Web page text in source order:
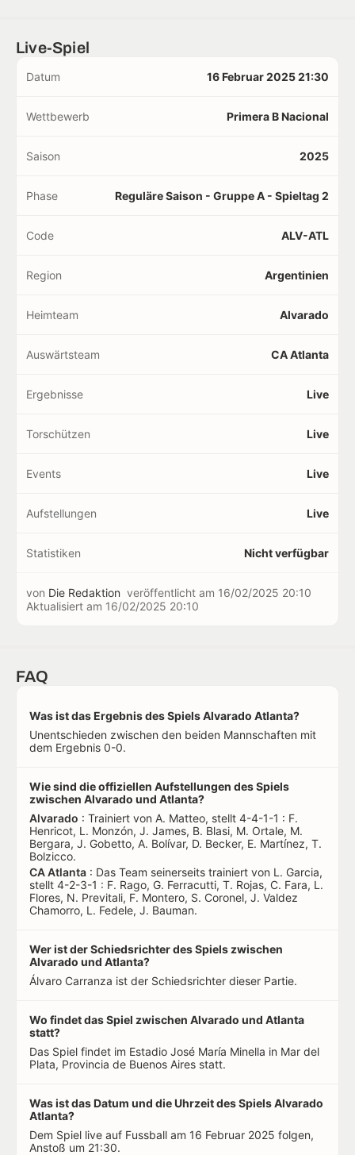
Live-Spiel
Datum 16 Februar 2025 21:30
Wettbewerb Primera B Nacional
Saison 2025
Phase Reguläre Saison - Gruppe A - Spieltag 2
Code ALV-ATL
Region Argentinien
Heimteam Alvarado
Auswärtsteam CA Atlanta
Ergebnisse Live
Torschützen Live
Events Live
Aufstellungen Live
Statistiken Nicht verfügbar
von Die Redaktion veröffentlicht am 16/02/2025 20:10
Aktualisiert am 16/02/2025 20:10
FAQ
Was ist das Ergebnis des Spiels Alvarado Atlanta?
Unentschieden zwischen den beiden Mannschaften mit
dem Ergebnis 0-0.
Wie sind die offiziellen Aufstellungen des Spiels
zwischen Alvarado und Atlanta?
Alvarado : Trainiert von A. Matteo, stellt 4-4-1-1 : F.
Henricot, L. Monzón, J. James, B. Blasi, M. Ortale, M.
Bergara, J. Gobetto, A. Bolívar, D. Becker, E. Martínez, T.
Bolzicco.
CA Atlanta : Das Team seinerseits trainiert von L. Garcia,
stellt 4-2-3-1 : F. Rago, G. Ferracutti, T. Rojas, C. Fara, L.
Flores, N. Previtali, F. Montero, S. Coronel, J. Valdez
Chamorro, L. Fedele, J. Bauman.
Wer ist der Schiedsrichter des Spiels zwischen
Alvarado und Atlanta?
Álvaro Carranza ist der Schiedsrichter dieser Partie.
Wo findet das Spiel zwischen Alvarado und Atlanta
statt?
Das Spiel findet im Estadio José María Minella in Mar del
Plata, Provincia de Buenos Aires statt.
Was ist das Datum und die Uhrzeit des Spiels Alvarado
Atlanta?
Dem Spiel live auf Fussball am 16 Februar 2025 folgen,
Anstoß um 21:30.